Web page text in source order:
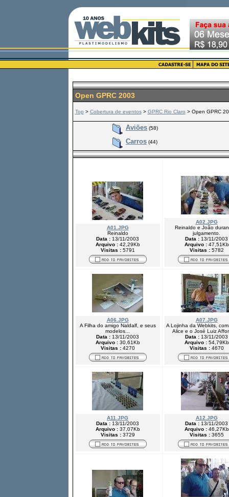
Open GPRC 2003
Top > Cobertura de eventos> GPRC Rio Claro > Open GPRC
Aviões (58)
Carros (44)
A01.JPG
Reinaldo
Data : 13/11/2003
Arquivo : 42,29Kb
Visitas : 5791
A02.JPG
Reinaldo e João
julgamento.
Data : 13/11/2003
Arquivo : 47,51Kb
Visitas : 5782
A06.JPG
A Filha do amigo Naldalf, e seus
modelos...
Data : 13/11/2003
Arquivo : 30,61Kb
Visitas : 4270
A07.JPG
A Lojinha da Webkits,
Alice e o José Luiz
Data : 13/11/2003
Arquivo : 54,79Kb
Visitas : 4670
A11.JPG
Data : 13/11/2003
Arquivo : 37,07Kb
Visitas : 3729
A12.JPG
Data : 13/11/2003
Arquivo : 46,27Kb
Visitas : 3655